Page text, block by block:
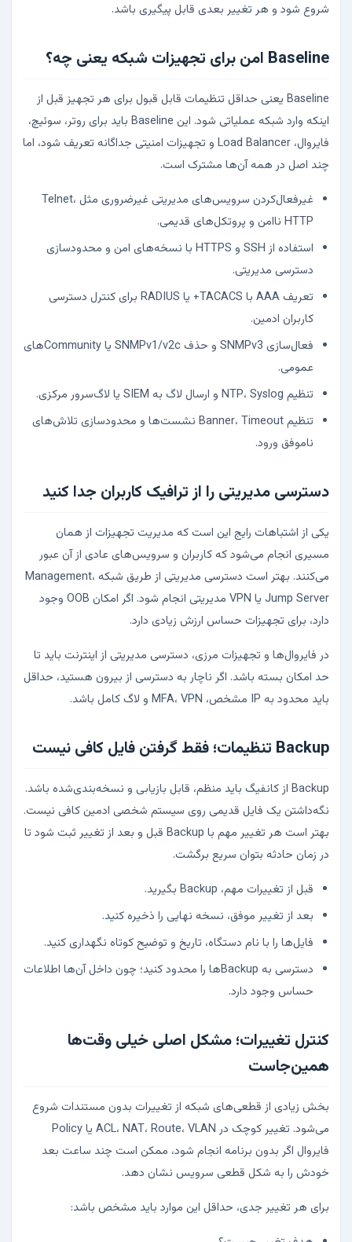
شروع شود و هر تغییر بعدی قابل پیگیری باشد.
Baseline امن برای تجهیزات شبکه یعنی چه؟
Baseline یعنی حداقل تنظیمات قابل قبول برای هر تجهیز قبل از
اینکه وارد شبکه عملیاتی شود. این Baseline باید برای روتر، سوئیچ،
فایروال، Load Balancer و تجهیزات امنیتی جداگانه تعریف شود، اما
چند اصل در همه آن‌ها مشترک است.
غیرفعال‌کردن سرویس‌های مدیریتی غیرضروری مثل Telnet،
HTTP ناامن و پروتکل‌های قدیمی.
استفاده از SSH و HTTPS با نسخه‌های امن و محدودسازی
دسترسی مدیریتی.
تعریف AAA با TACACS+ یا RADIUS برای کنترل دسترسی
کاربران ادمین.
فعال‌سازی SNMPv3 و حذف SNMPv1/v2c یا Communityهای
عمومی.
تنظیم NTP، Syslog و ارسال لاگ به SIEM یا لاگ‌سرور مرکزی.
تنظیم Banner، Timeout نشست‌ها و محدودسازی تلاش‌های
ناموفق ورود.
دسترسی مدیریتی را از ترافیک کاربران جدا کنید
یکی از اشتباهات رایج این است که مدیریت تجهیزات از همان
مسیری انجام می‌شود که کاربران و سرویس‌های عادی از آن عبور
می‌کنند. بهتر است دسترسی مدیریتی از طریق شبکه Management،
Jump Server یا VPN مدیریتی انجام شود. اگر امکان OOB وجود
دارد، برای تجهیزات حساس ارزش زیادی دارد.
در فایروال‌ها و تجهیزات مرزی، دسترسی مدیریتی از اینترنت باید تا
حد امکان بسته باشد. اگر ناچار به دسترسی از بیرون هستید، حداقل
باید محدود به IP مشخص، MFA، VPN و لاگ کامل باشد.
Backup تنظیمات؛ فقط گرفتن فایل کافی نیست
Backup از کانفیگ باید منظم، قابل بازیابی و نسخه‌بندی‌شده باشد.
نگه‌داشتن یک فایل قدیمی روی سیستم شخصی ادمین کافی نیست.
بهتر است هر تغییر مهم با Backup قبل و بعد از تغییر ثبت شود تا
در زمان حادثه بتوان سریع برگشت.
قبل از تغییرات مهم، Backup بگیرید.
بعد از تغییر موفق، نسخه نهایی را ذخیره کنید.
فایل‌ها را با نام دستگاه، تاریخ و توضیح کوتاه نگهداری کنید.
دسترسی به Backupها را محدود کنید؛ چون داخل آن‌ها اطلاعات
حساس وجود دارد.
کنترل تغییرات؛ مشکل اصلی خیلی وقت‌ها
همین‌جاست
بخش زیادی از قطعی‌های شبکه از تغییرات بدون مستندات شروع
می‌شود. تغییر کوچک در ACL، NAT، Route، VLAN یا Policy
فایروال اگر بدون برنامه انجام شود، ممکن است چند ساعت بعد
خودش را به شکل قطعی سرویس نشان دهد.
برای هر تغییر جدی، حداقل این موارد باید مشخص باشد: